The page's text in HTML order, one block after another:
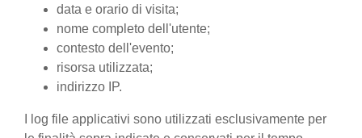
data e orario di visita;
nome completo dell'utente;
contesto dell'evento;
risorsa utilizzata;
indirizzo IP.
I log file applicativi sono utilizzati esclusivamente per